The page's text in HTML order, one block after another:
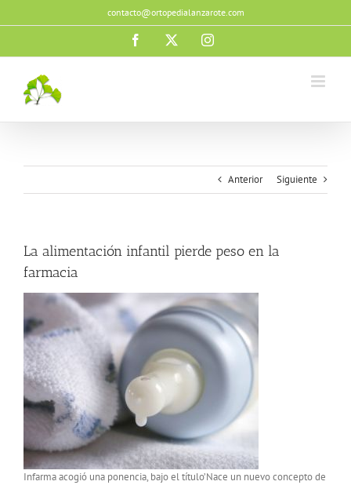
al
contacto@ortopedialanzarote.com
Facebook Instagram
Anterior Siguiente
La alimentación infantil pierde peso en la
farmacia
Infarma acogió una ponencia, bajo el título’Nace un nuevo concepto de